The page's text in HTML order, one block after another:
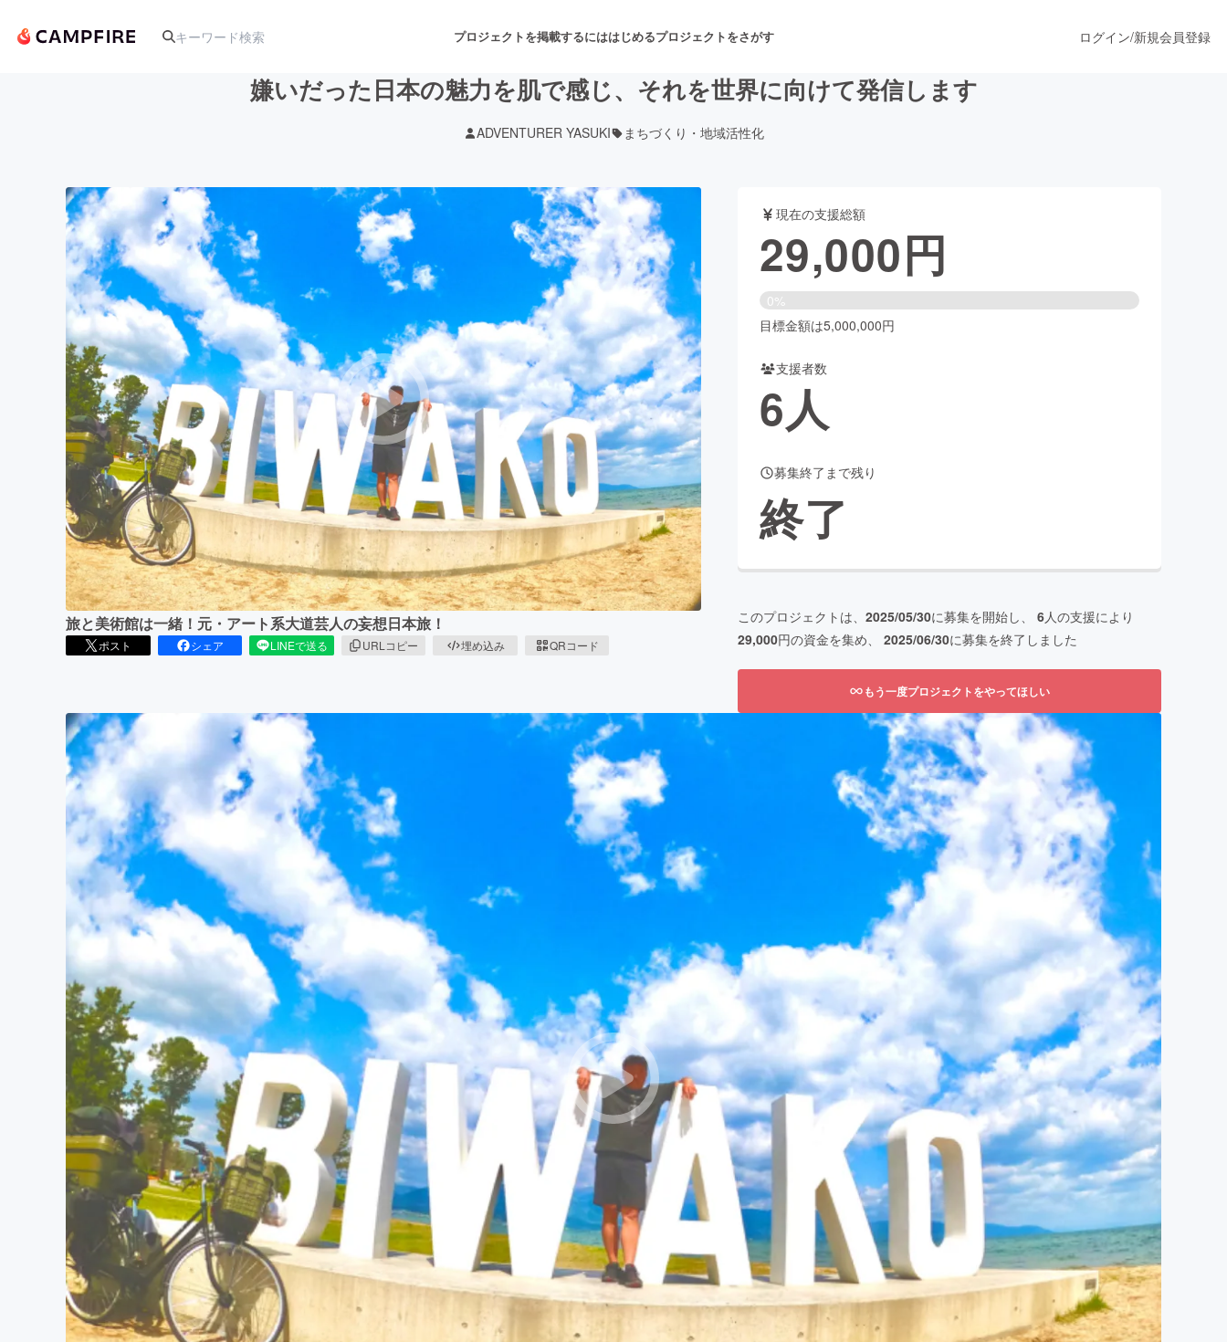
プロジェクトを掲載するにははじめるプロジェクトをさがす
アート・写真 舞台・パフォーマンス
テクノロジー・ガジェット ゲーム・サービス開発 フード・飲食店 ファッション
映像・映画 書籍・雑誌出版 アニメ・漫画
ビジネス・起業 チャレンジ ビューティー・ヘルスケア
まちづくり・地域活性化
CAMPFIRE for Social GoodCAMPFIRE Creation
CAMPFIREふるさと納税machi-yaコミュニティ
ログイン/新規会員登録
嫌いだった日本の魅力を肌で感じ、それを世界に向けて発信します
ADVENTURER YASUKI まちづくり・地域活性化
旅と美術館は一緒！元・アート系大道芸人の妄想日本旅！
ポスト シェア LINEで送る URLコピー 埋め込み QRコード
現在の支援総額
29,000円
0%
目標金額は5,000,000円
支援者数
6人
募集終了まで残り
終了
このプロジェクトは、 2025/05/30に募集を開始し、 6人の支援により
29,000円の資金を集め、 2025/06/30に募集を終了しました
もう一度プロジェクトをやってほしい